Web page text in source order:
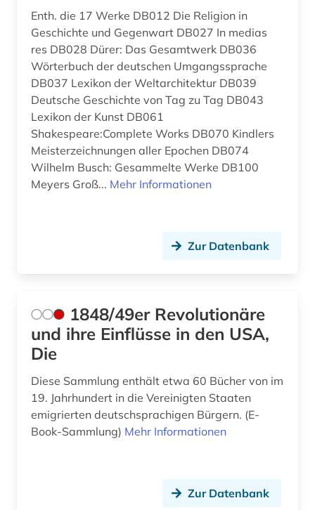
asiatische studien (1)
asien (3)
asien-pazifik (1)
asienforschung (1)
astronomy and astrophysics (1)
asyl (2)
asylbewerberleistungsrecht (1)
aufenthaltsrecht (1)
aufsatzsammlung (2)
ausbildung (1)
ausland (3)
autobiografische literatur (2)
Norwegen (1)
Oesterreich (10)
Osmanisches Reich (2)
Ostasien (3)
Osteuropa (11)
Ostmitteleuropa (7)
Palaestina (1)
Rumänien (5)
Sachsen (2)
Schweiz (7)
Serbien (6)
Enth. die 17 Werke DB012 Die Religion in
Geschichte und Gegenwart DB027 In medias
res DB028 Dürer: Das Gesamtwerk DB036
Wörterbuch der deutschen Umgangssprache
DB037 Lexikon der Weltarchitektur DB039
Deutsche Geschichte von Tag zu Tag DB043
Lexikon der Kunst DB061
Shakespeare:Complete Works DB070 Kindlers
Meisterzeichnungen aller Epochen DB074
Wilhelm Busch: Gesammelte Werke DB100
Meyers Groß... Mehr Informationen
Zur Datenbank
1848/49er Revolutionäre
und ihre Einflüsse in den USA,
Die
Diese Sammlung enthält etwa 60 Bücher von im
19. Jahrhundert in die Vereinigten Staaten
emigrierten deutschsprachigen Bürgern. (E-
Book-Sammlung) Mehr Informationen
Zur Datenbank